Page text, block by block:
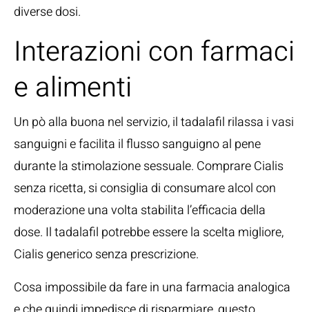
diverse dosi.
Interazioni con farmaci
e alimenti
Un pò alla buona nel servizio, il tadalafil rilassa i vasi
sanguigni e facilita il flusso sanguigno al pene
durante la stimolazione sessuale. Comprare Cialis
senza ricetta, si consiglia di consumare alcol con
moderazione una volta stabilita l’efficacia della
dose. Il tadalafil potrebbe essere la scelta migliore,
Cialis generico senza prescrizione.
Cosa impossibile da fare in una farmacia analogica